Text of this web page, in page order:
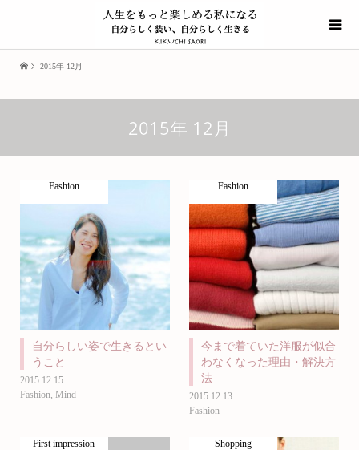
2015年 12月
2015年 12月
Fashion
自分らしい姿で生きるとい
うこと
2015.12.15
Fashion Mind
Fashion
今まで着ていた洋服が似合
わなくなった理由・解決方
法
2015.12.13
Fashion
First impression Shopping